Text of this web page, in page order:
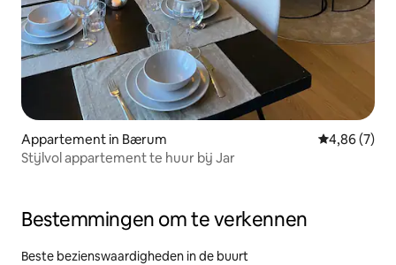
Appartement in Bærum Gemiddelde
4,86 (7)
Stijlvol appartement te huur bij Jar
Bestemmingen om te verkennen
Beste bezienswaardigheden in de buurt